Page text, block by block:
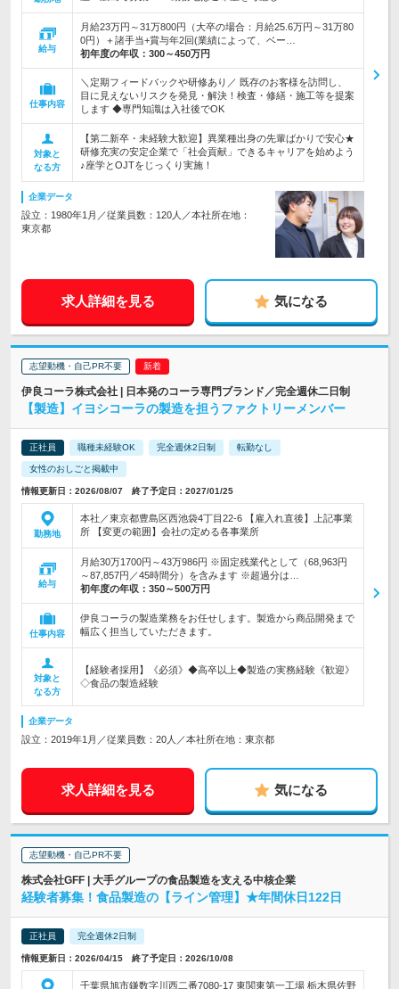
給与
月給23万円～31万800円（大卒の場合：月給25.6万円～31万80
0円）＋諸手当+賞与年2回(業績によって、ベー…
初年度の年収： 300～450万円
仕事内容
＼定期フィードバックや研修あり／ 既存のお客様を訪問し、
目に見えないリスクを発見・解決！検査・修繕・施工等を提案
します ◆専門知識は入社後でOK
対象と
なる方
【第二新卒・未経験大歓迎】異業種出身の先輩ばかりで安心★
研修充実の安定企業で「社会貢献」できるキャリアを始めよう
♪座学とOJTをじっくり実施！
企業データ
設立：1980年1月／従業員数：120人／本社所在地：
東京都
求人詳細を見る 気になる
志望動機・自己PR不要
伊良コーラ株式会社 | 日本発のコーラ専門ブランド／完全週休二日制
【製造】イヨシコーラの製造を担うファクトリーメンバー
正社員 職種未経験OK 完全週休2日制 転勤なし
女性のおしごと掲載中
情報更新日：2026/08/07 終了予定日：2027/01/25
勤務地
本社／東京都豊島区西池袋4丁目22-6 【雇入れ直後】上記事業
所 【変更の範囲】会社の定める各事業所
給与
月給30万1700円～43万986円 ※固定残業代として（68,963円
～87,857円／45時間分）を含みます ※超過分は…
初年度の年収： 350～500万円
仕事内容
伊良コーラの製造業務をお任せします。製造から商品開発まで
幅広く担当していただきます。
対象と
なる方
【経験者採用】《必須》◆高卒以上◆製造の実務経験《歓迎》
◇食品の製造経験
企業データ
設立：2019年1月／従業員数：20人／本社所在地：東京都
求人詳細を見る 気になる
志望動機・自己PR不要
株式会社GFF | 大手グループの食品製造を支える中核企業
経験者募集！食品製造の【ライン管理】★年間休日122日
正社員 完全週休2日制
情報更新日：2026/04/15 終了予定日：2026/10/08
千葉県旭市鎌数字川西二番7080-17 東関東第一工場 栃木県佐野